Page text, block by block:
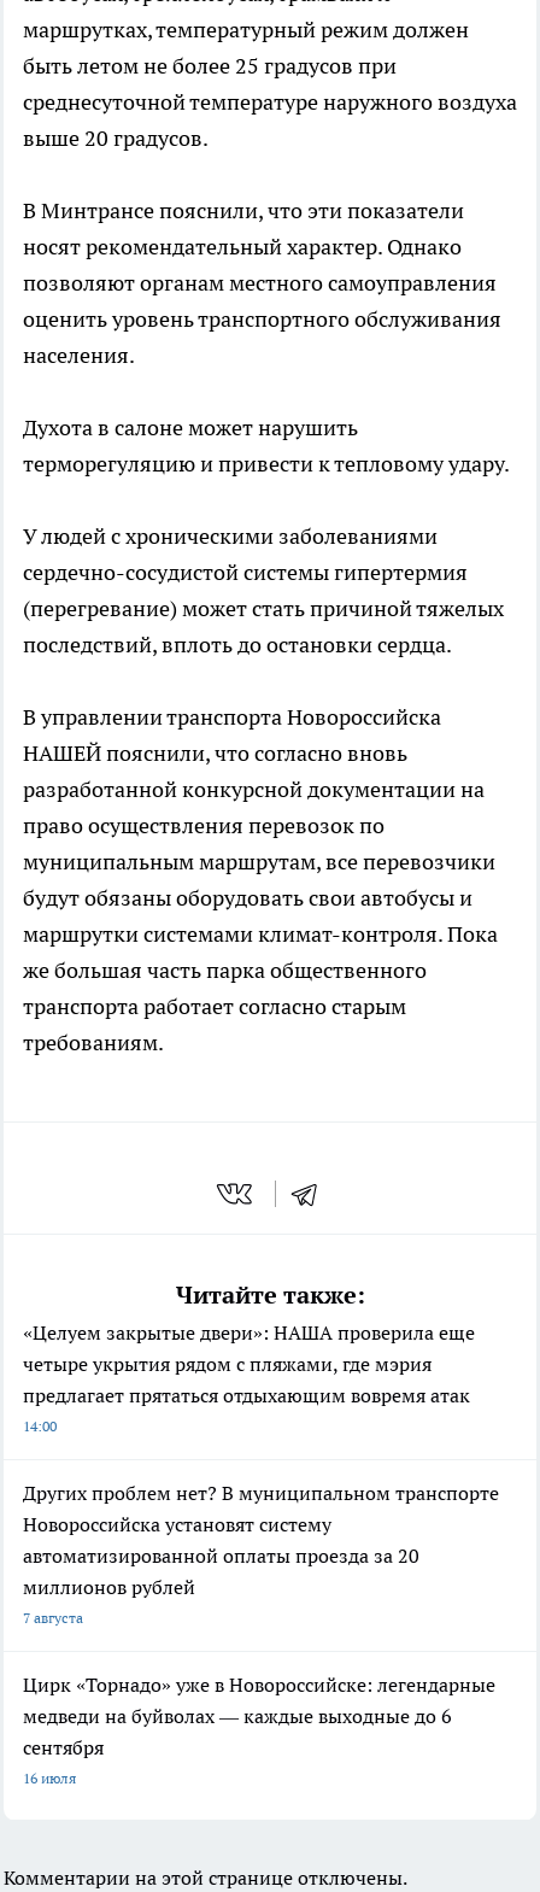
маршрутках, температурный режим должен
быть летом не более 25 градусов при
среднесуточной температуре наружного воздуха
выше 20 градусов.
В Минтрансе пояснили, что эти показатели
носят рекомендательный характер. Однако
позволяют органам местного самоуправления
оценить уровень транспортного обслуживания
населения.
Духота в салоне может нарушить
терморегуляцию и привести к тепловому удару.
У людей с хроническими заболеваниями
сердечно-сосудистой системы гипертермия
(перегревание) может стать причиной тяжелых
последствий, вплоть до остановки сердца.
В управлении транспорта Новороссийска
НАШЕЙ пояснили, что согласно вновь
разработанной конкурсной документации на
право осуществления перевозок по
муниципальным маршрутам, все перевозчики
будут обязаны оборудовать свои автобусы и
маршрутки системами климат-контроля. Пока
же большая часть парка общественного
транспорта работает согласно старым
требованиям.
Читайте также:
«Целуем закрытые двери»: НАША проверила еще
четыре укрытия рядом с пляжами, где мэрия
предлагает прятаться отдыхающим вовремя атак
14:00
Других проблем нет? В муниципальном транспорте
Новороссийска установят систему
автоматизированной оплаты проезда за 20
миллионов рублей
7 августа
Цирк «Торнадо» уже в Новороссийске: легендарные
медведи на буйволах — каждые выходные до 6
сентября
16 июля
Комментарии на этой странице отключены.